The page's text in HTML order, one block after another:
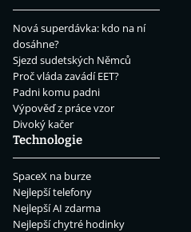
Nová superdávka: kdo na ní
dosáhne?
Sjezd sudetských Němců
Proč vláda zavádí EET?
Padni komu padni
Výpověď z práce vzor
Divoký kačer
Technologie
SpaceX na burze
Nejlepší telefony
Nejlepší AI zdarma
Nejlepší chytré hodinky